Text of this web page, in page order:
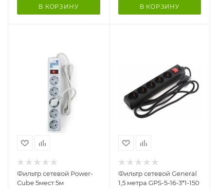
В КОРЗИНУ В КОРЗИНУ
Фильтр сетевой Power-
Cube 5мест 5м
Фильтр сетевой General
1,5 метра GPS-5-16-3*1-150